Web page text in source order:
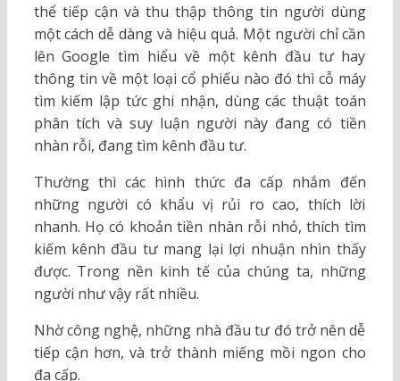
thể tiếp cận và thu thập thông tin người dùng
một cách dễ dàng và hiệu quả. Một người chỉ cần
lên Google tìm hiểu về một kênh đầu tư hay
thông tin về một loại cổ phiếu nào đó thì cỗ máy
tìm kiếm lập tức ghi nhận, dùng các thuật toán
phân tích và suy luận người này đang có tiền
nhàn rỗi, đang tìm kênh đầu tư.
Thường thì các hình thức đa cấp nhắm đến
những người có khẩu vị rủi ro cao, thích lời
nhanh. Họ có khoản tiền nhàn rỗi nhỏ, thích tìm
kiếm kênh đầu tư mang lại lợi nhuận nhìn thấy
được. Trong nền kinh tế của chúng ta, những
người như vậy rất nhiều.
Nhờ công nghệ, những nhà đầu tư đó trở nên dễ
tiếp cận hơn, và trở thành miếng mồi ngon cho
đa cấp.